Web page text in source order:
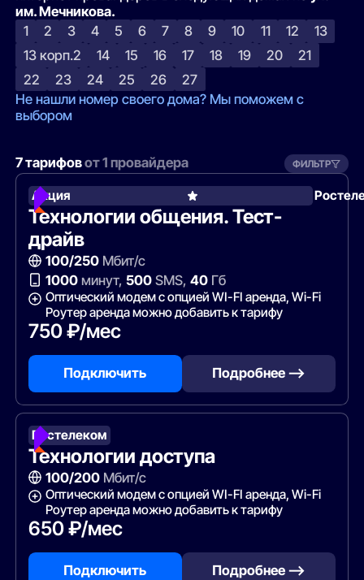
им. Мечникова.
1
2 3 4 5 6 7 8 9 10 11 12
13
13 корп.2
14 15 16 17 18 19 20
21
22
23 24 25 26
27
Не нашли номер своего дома? Мы поможем с
выбором
7 тарифовот 1 провайдера ФИЛЬТР
Акция
Технологии общения. Тест-
драйв
100/250Мбит/с
1000минут, 500SMS, 40Гб
Оптический модем с опцией WI-FI аренда, Wi-Fi
Роутер аренда можно добавить к тарифу
750 ₽/мес
Подключить Подробнее —>
Ростелеком
Технологии доступа
100/200Мбит/с
Оптический модем с опцией WI-FI аренда, Wi-Fi
Роутер аренда можно добавить к тарифу
650 ₽/мес
Подключить Подробнее —>